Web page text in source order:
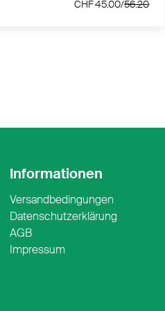
CHF 45.00/56.20
Informationen
Versandbedingungen
Datenschutzerklärung
AGB
Impressum